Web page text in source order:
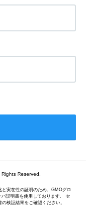
Rights Reserved.
実在性の証明のため、GMOグロ
証明書を使用しております。 セ
検証結果をご確認ください。